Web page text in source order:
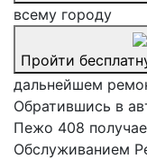
всему городу
Пройти
дальнейшем
Обратившись в
Пежо 408
Обслуживанием